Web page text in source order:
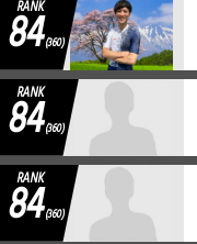
RANK
84(360)
RANK
84(360)
RANK
84(360)